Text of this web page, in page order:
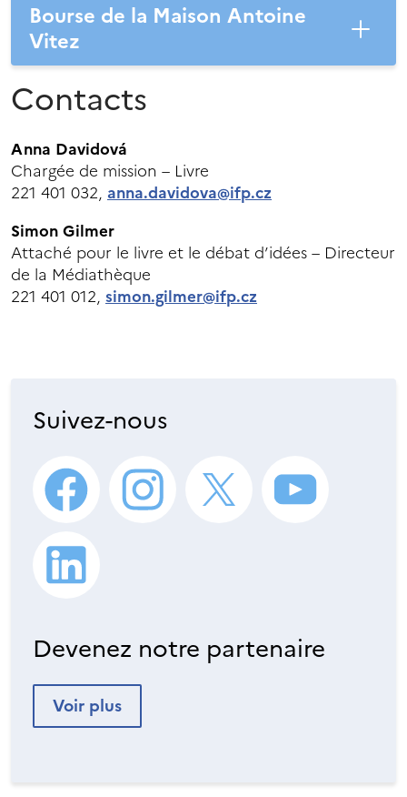
Bourse de la Maison Antoine
Vitez
Contacts
Anna Davidová
Chargée de mission – Livre
221 401 032, anna.davidova@ifp.cz
Simon Gilmer
Attaché pour le livre et le débat d’idées – Directeur
de la Médiathèque
221 401 012, simon.gilmer@ifp.cz
Suivez-nous
Devenez notre partenaire
Voir plus